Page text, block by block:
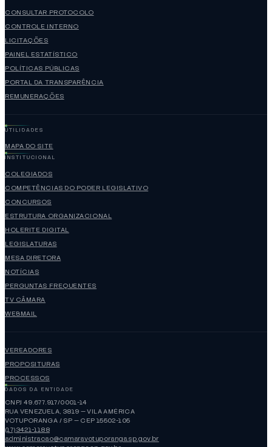
CONSULTAR PROTOCOLO
CONTROLE INTERNO
LICITAÇÕES
PAINEL ESTATÍSTICO
POLÍTICAS PÚBLICAS
PORTAL DA TRANSPARÊNCIA
REMUNERAÇÕES
UTILIDADES
MAPA DO SITE
INSTITUCIONAL
COLEGIADOS
COMPETÊNCIAS DO PODER LEGISLATIVO
CONCURSOS
ESTRUTURA ORGANIZACIONAL
HOLERITE DIGITAL
LEGISLATURAS
MESA DIRETORA
NOTÍCIAS
PERGUNTAS FREQUENTES
TV CÂMARA
WEBMAIL
VEREADORES
PROPOSITURAS
PROCESSOS
DADOS DA ENTIDADE
CNPJ 49.677.917/0001-14
RUA VENEZUELA, 3819 — VILA AMÉRICA
VOTUPORANGA / SP — CEP 15502-105
(17)3421-1188
administracao@camaravotuporanga.sp.gov.br